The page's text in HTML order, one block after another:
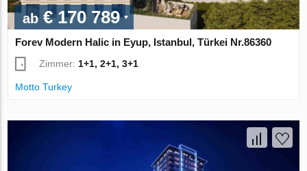
ab€ 170 789
Forev Modern Halic in Eyup, Istanbul, Türkei Nr.86360
Zimmer:1+1, 2+1, 3+1
Motto Turkey